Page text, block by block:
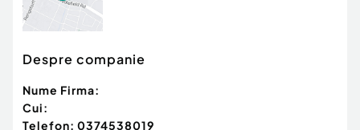
Despre companie
Nume Firma:
Cui:
Telefon: 0374538019